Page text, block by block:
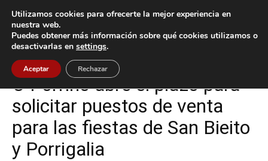
Inicio Cultura / Ocio
Cultura / Ocio O Porriño
O Porriño abre el plazo para
solicitar puestos de venta
para las fiestas de San Bieito
y Porrigalia
Utilizamos cookies para ofrecerte la mejor experiencia en
nuestra web.
Puedes obtener más información sobre qué cookies utilizamos o
desactivarlas en settings.
Aceptar Rechazar